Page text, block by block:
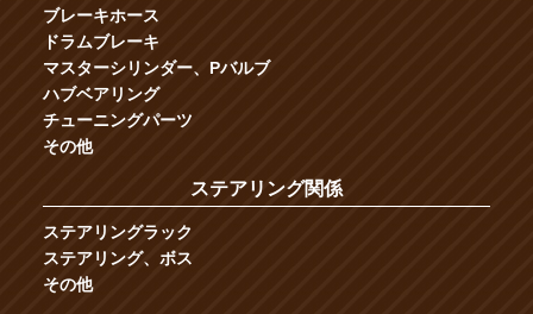
ブレーキホース
ドラムブレーキ
マスターシリンダー、Pバルブ
ハブベアリング
チューニングパーツ
その他
ステアリング関係
ステアリングラック
ステアリング、ボス
その他